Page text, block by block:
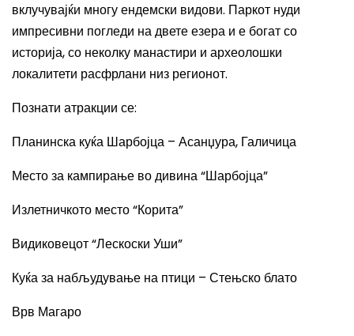
вклучувајќи многу ендемски видови. Паркот нуди
импресивни погледи на двете езера и е богат со
историја, со неколку манастири и археолошки
локалитети расфрлани низ регионот.
Познати атракции се:
Планинска куќа Шарбојца – Асанџура, Галичица
Место за кампирање во дивина “Шарбојца”
Излетничкото место “Корита”
Видиковецот “Лескоски Уши”
Куќа за набљудување на птици – Стењско блато
Врв Магаро